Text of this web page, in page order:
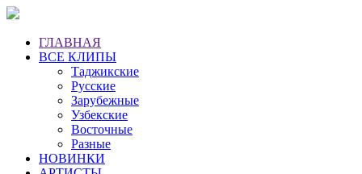
ГЛАВНАЯ
ВСЕ КЛИПЫ
Таджикские
Русские
Зарубежные
Узбекские
Восточные
Разные
НОВИНКИ